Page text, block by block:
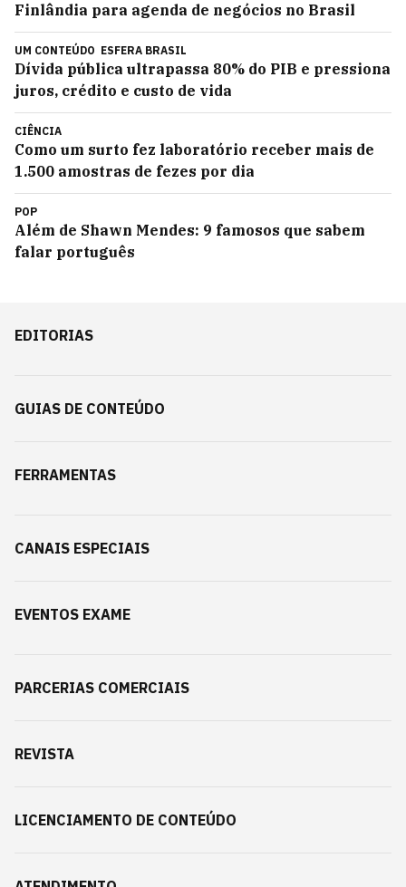
Finlândia para agenda de negócios no Brasil
UM CONTEÚDO ESFERA BRASIL
Dívida pública ultrapassa 80% do PIB e pressiona
juros, crédito e custo de vida
CIÊNCIA
Como um surto fez laboratório receber mais de
1.500 amostras de fezes por dia
POP
Além de Shawn Mendes: 9 famosos que sabem
falar português
EDITORIAS
GUIAS DE CONTEÚDO
FERRAMENTAS
CANAIS ESPECIAIS
EVENTOS EXAME
PARCERIAS COMERCIAIS
REVISTA
LICENCIAMENTO DE CONTEÚDO